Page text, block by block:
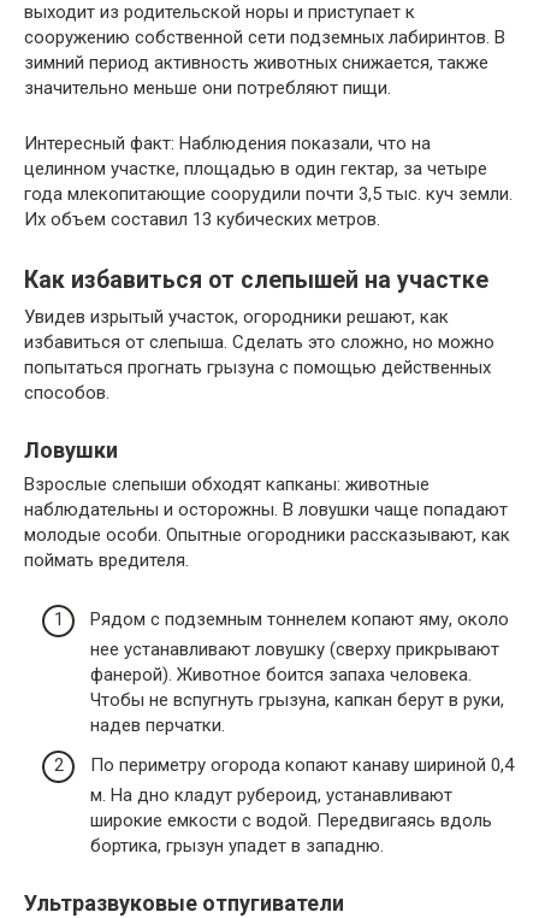
выходит из родительской норы и приступает к
сооружению собственной сети подземных лабиринтов. В
зимний период активность животных снижается, также
значительно меньше они потребляют пищи.
Интересный факт: Наблюдения показали, что на
целинном участке, площадью в один гектар, за четыре
года млекопитающие соорудили почти 3,5 тыс. куч земли.
Их объем составил 13 кубических метров.
Как избавиться от слепышей на участке
Увидев изрытый участок, огородники решают, как
избавиться от слепыша. Сделать это сложно, но можно
попытаться прогнать грызуна с помощью действенных
способов.
Ловушки
Взрослые слепыши обходят капканы: животные
наблюдательны и осторожны. В ловушки чаще попадают
молодые особи. Опытные огородники рассказывают, как
поймать вредителя.
Рядом с подземным тоннелем копают яму, около
нее устанавливают ловушку (сверху прикрывают
фанерой). Животное боится запаха человека.
Чтобы не вспугнуть грызуна, капкан берут в руки,
надев перчатки.
По периметру огорода копают канаву шириной 0,4
м. На дно кладут рубероид, устанавливают
широкие емкости с водой. Передвигаясь вдоль
бортика, грызун упадет в западню.
Ультразвуковые отпугиватели